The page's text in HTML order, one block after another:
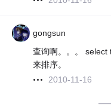
gongsun
查询啊。。。 select
来排序。
2010-11-16